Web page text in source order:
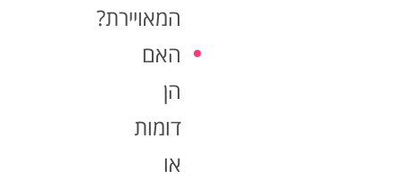
המאויירת?
האם
הן
דומות
או